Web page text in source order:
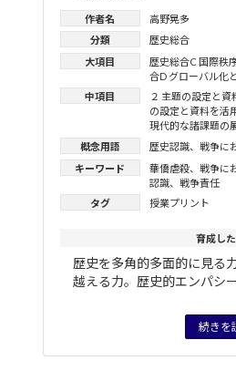
タグ 授業プリント
作者名 高野晃多
大項目 歴史総合C 国際秩
合D グローバル化
中項目
２ 主題の設定と
の設定と資料を活
現代的な諸課題の
概念用語
歴史認識、 戦争に
キーワード
華僑虐殺、 戦争に
認識、 戦争責任
分類 歴史総合
続きを
育成し
歴史を多角的多面的に見る
越える力。歴史的エンパシー